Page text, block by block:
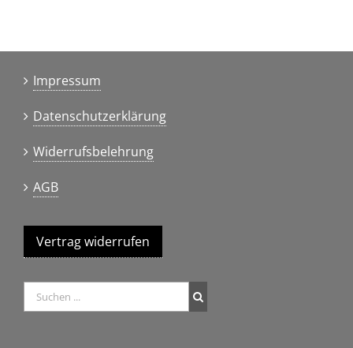
Impressum
Datenschutzerklärung
Widerrufsbelehrung
AGB
Vertrag widerrufen